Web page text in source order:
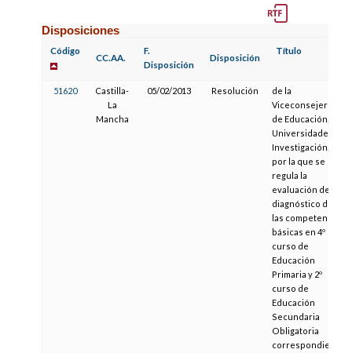
Disposiciones
Código
CC.AA.
F.
Disposición
Disposición
Título
51620
Castilla-
La
Mancha
05/02/2013 Resolución
de la
Viceconsejería
de Educación,
Universidades e
Investigación,
por la que se
regula la
evaluación de
diagnóstico de
las competencias
básicas en 4º
curso de
Educación
Primaria y 2º
curso de
Educación
Secundaria
Obligatoria
correspondiente